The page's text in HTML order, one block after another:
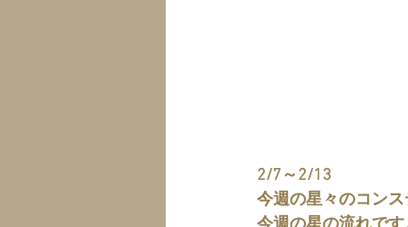
2/7～2/13
今週の星々のコンス